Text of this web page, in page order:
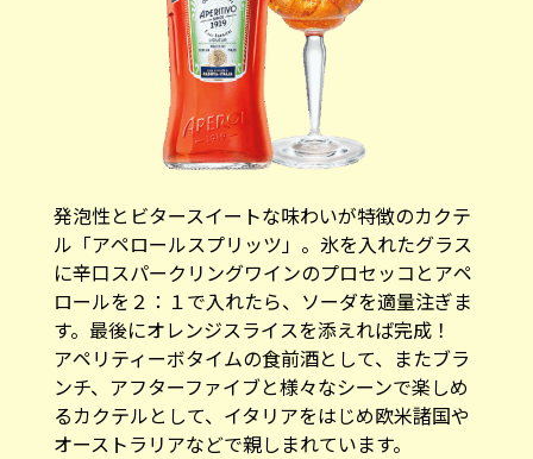
発泡性とビタースイートな味わいが特徴のカクテ
ル「アペロールスプリッツ」。氷を入れたグラス
に辛口スパークリングワインのプロセッコとアペ
ロールを２：１で入れたら、ソーダを適量注ぎま
す。最後にオレンジスライスを添えれば完成！
アペリティーボタイムの食前酒として、またブラ
ンチ、アフターファイブと様々なシーンで楽しめ
るカクテルとして、イタリアをはじめ欧米諸国や
オーストラリアなどで親しまれています。